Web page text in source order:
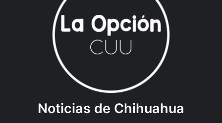
Noticias de Chihuahua